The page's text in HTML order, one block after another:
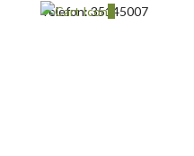
0
Telefon: 35145007